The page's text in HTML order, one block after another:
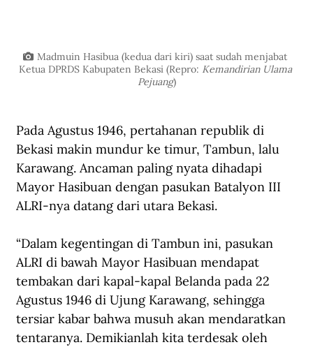
Madmuin Hasibua (kedua dari kiri) saat sudah menjabat
Ketua DPRDS Kabupaten Bekasi (Repro: Kemandirian Ulama
Pejuang)
Pada Agustus 1946, pertahanan republik di
Bekasi makin mundur ke timur, Tambun, lalu
Karawang. Ancaman paling nyata dihadapi
Mayor Hasibuan dengan pasukan Batalyon III
ALRI-nya datang dari utara Bekasi.
“Dalam kegentingan di Tambun ini, pasukan
ALRI di bawah Mayor Hasibuan mendapat
tembakan dari kapal-kapal Belanda pada 22
Agustus 1946 di Ujung Karawang, sehingga
tersiar kabar bahwa musuh akan mendaratkan
tentaranya. Demikianlah kita terdesak oleh